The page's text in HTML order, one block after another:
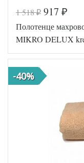
1 518₽ 917 ₽
Полотенце
MIKRO DELUX
-40%